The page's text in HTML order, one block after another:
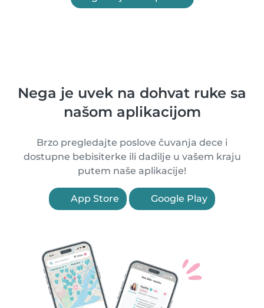
Nega je uvek na dohvat ruke sa
našom aplikacijom
Brzo pregledajte poslove čuvanja dece i
dostupne bebisiterke ili dadilje u vašem kraju
putem naše aplikacije!
App Store Google Play